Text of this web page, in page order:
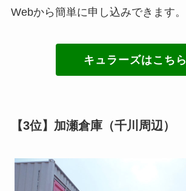
Webから簡単に申し込みできます。
キュラーズはこちら
【3位】加瀬倉庫（千川周辺）